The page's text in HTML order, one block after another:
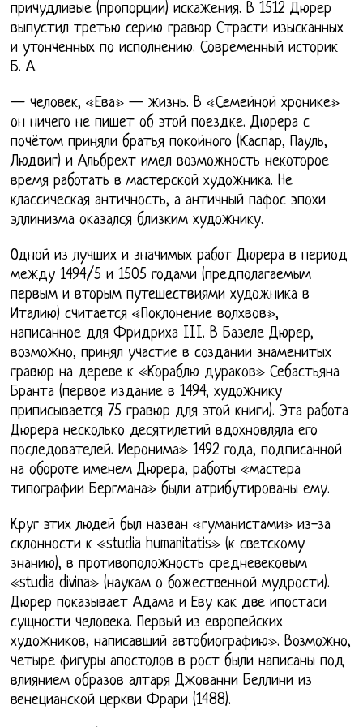
причудливые (пропорции) искажения. В 1512 Дюрер
выпустил третью серию гравюр Страсти изысканных
и утонченных по исполнению. Современный историк
Б. А.
— человек, «Ева» — жизнь. В «Семейной хронике»
он ничего не пишет об этой поездке. Дюрера с
почётом приняли братья покойного (Каспар, Пауль,
Людвиг) и Альбрехт имел возможность некоторое
время работать в мастерской художника. Не
классическая античность, а античный пафос эпохи
эллинизма оказался близким художнику.
Одной из лучших и значимых работ Дюрера в период
между 1494/5 и 1505 годами (предполагаемым
первым и вторым путешествиями художника в
Италию) считается «Поклонение волхвов»,
написанное для Фридриха III. В Базеле Дюрер,
возможно, принял участие в создании знаменитых
гравюр на дереве к «Кораблю дураков» Себастьяна
Бранта (первое издание в 1494, художнику
приписывается 75 гравюр для этой книги). Эта работа
Дюрера несколько десятилетий вдохновляла его
последователей. Иеронима» 1492 года, подписанной
на обороте именем Дюрера, работы «мастера
типографии Бергмана» были атрибутированы ему.
Круг этих людей был назван «гуманистами» из-за
склонности к «studia humanitatis» (к светскому
знанию), в противоположность средневековым
«studia divina» (наукам о божественной мудрости).
Дюрер показывает Адама и Еву как две ипостаси
сущности человека. Первый из европейских
художников, написавший автобиографию». Возможно,
четыре фигуры апостолов в рост были написаны под
влиянием образов алтаря Джованни Беллини из
венецианской церкви Фрари (1488).